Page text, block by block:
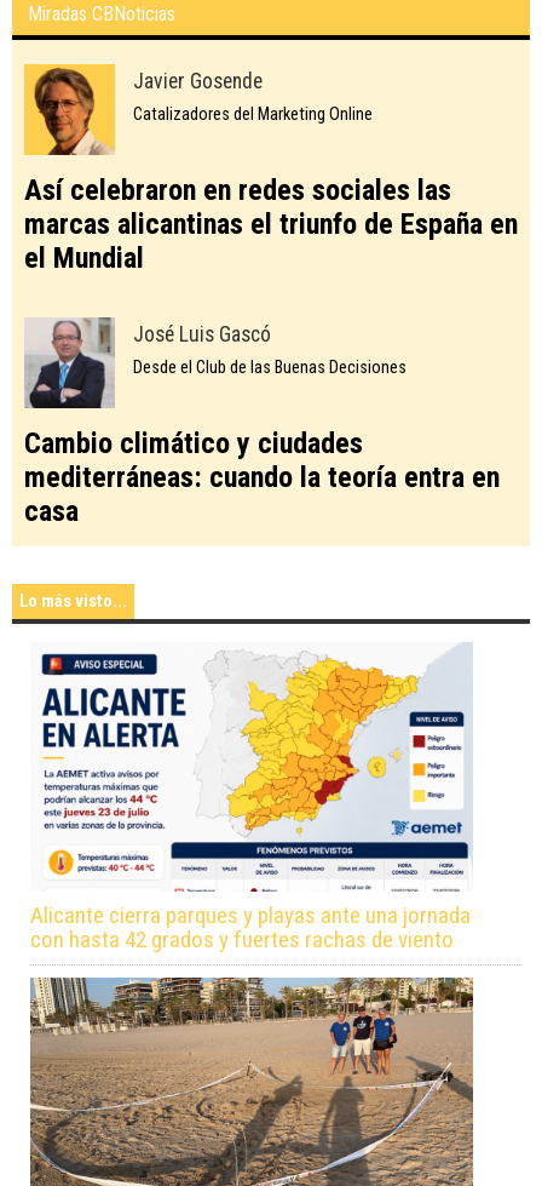
Miradas CBNoticias
Javier Gosende
Catalizadores del Marketing Online
Así celebraron en redes sociales las
marcas alicantinas el triunfo de España en
el Mundial
José Luis Gascó
Desde el Club de las Buenas Decisiones
Cambio climático y ciudades
mediterráneas: cuando la teoría entra en
casa
Lo más visto...
Alicante cierra parques y playas ante una jornada
con hasta 42 grados y fuertes rachas de viento